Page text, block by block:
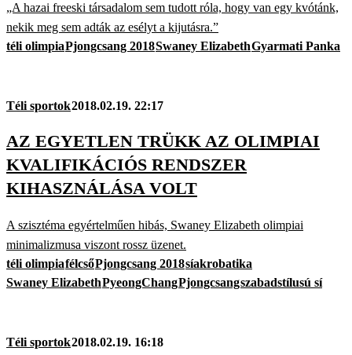
„A hazai freeski társadalom sem tudott róla, hogy van egy kvótánk,
nekik meg sem adták az esélyt a kijutásra.”
téli olimpiaPjongcsang 2018Swaney ElizabethGyarmati Panka
Téli sportok2018.02.19. 22:17
AZ EGYETLEN TRÜKK AZ OLIMPIAI
KVALIFIKÁCIÓS RENDSZER
KIHASZNÁLÁSA VOLT
A szisztéma egyértelműen hibás, Swaney Elizabeth olimpiai
minimalizmusa viszont rossz üzenet.
téli olimpiafélcsőPjongcsang 2018síakrobatika
Swaney ElizabethPyeongChangPjongcsangszabadstílusú sí
Téli sportok2018.02.19. 16:18